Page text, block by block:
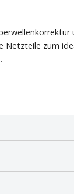
Netzteile zum